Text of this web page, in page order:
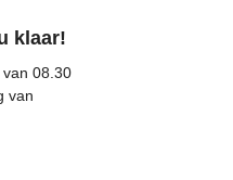
klaar!
08.30
van